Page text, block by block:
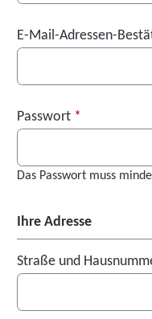
E-Mail-Adressen-
Passwort *
Das Passwort muss
Ihre Adresse
Straße und